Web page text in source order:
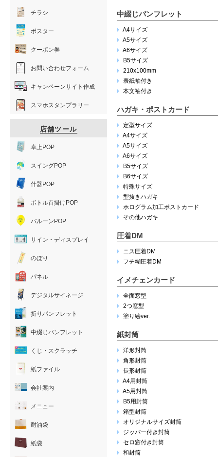
中綴じパンフレット
A4サイズ
A5サイズ
A6サイズ
B5サイズ
210x100mm
表紙袖付き
本文袖付き
ハガキ・ポストカード
定型サイズ
A4サイズ
A5サイズ
A6サイズ
B5サイズ
B6サイズ
特殊サイズ
型抜きハガキ
ホログラム加工ポストカード
その他ハガキ
圧着DM
ニス圧着DM
フチ糊圧着DM
イメチェンカード
全面窓型
2つ窓型
塗り絵ver.
紙封筒
洋形封筒
角形封筒
長形封筒
A4用封筒
A5用封筒
B5用封筒
箱型封筒
オリジナルサイズ封筒
ジッパー付き封筒
セロ窓付き封筒
和封筒
チラシ
ポスター
クーポン券
お問い合わせフォーム
キャンペーンサイト作成
スマホスタンプラリー
店舗ツール
卓上POP
スイングPOP
什器POP
ボトル首掛けPOP
バルーンPOP
サイン・ディスプレイ
のぼり
パネル
デジタルサイネージ
折りパンフレット
中綴じパンフレット
くじ・スクラッチ
紙ファイル
会社案内
メニュー
耐油袋
紙袋